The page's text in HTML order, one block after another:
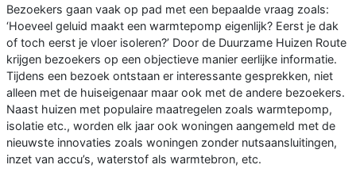
Bezoekers gaan vaak op pad met een bepaalde vraag zoals:
‘Hoeveel geluid maakt een warmtepomp eigenlijk? Eerst je dak
of toch eerst je vloer isoleren?’ Door de Duurzame Huizen Route
krijgen bezoekers op een objectieve manier eerlijke informatie.
Tijdens een bezoek ontstaan er interessante gesprekken, niet
alleen met de huiseigenaar maar ook met de andere bezoekers.
Naast huizen met populaire maatregelen zoals warmtepomp,
isolatie etc., worden elk jaar ook woningen aangemeld met de
nieuwste innovaties zoals woningen zonder nutsaansluitingen,
inzet van accu’s, waterstof als warmtebron, etc.